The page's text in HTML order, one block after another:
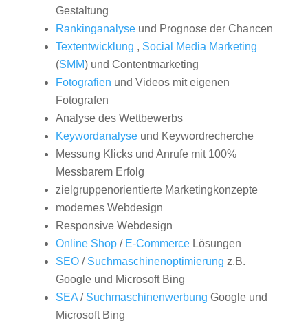
Gestaltung
Rankinganalyseund Prognose der Chancen
Textentwicklung , Social Media Marketing
(SMM) und Contentmarketing
Fotografien und Videos mit eigenen
Fotografen
Analyse des Wettbewerbs
Keywordanalyseund Keywordrecherche
Messung Klicks und Anrufe mit 100%
Messbarem Erfolg
zielgruppenorientierte Marketingkonzepte
modernes Webdesign
Responsive Webdesign
Online Shop/ E-CommerceLösungen
SEO/ Suchmaschinenoptimierung z.B.
Google und Microsoft Bing
SEA/ Suchmaschinenwerbung Google und
Microsoft Bing